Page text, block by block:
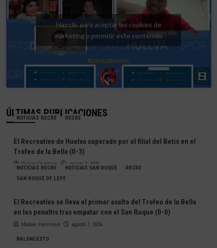
Haz clic para aceptar las cookies de
márketing y permitir este contenido
ÚLTIMAS PUBLICACIONES
NOTICIAS RECRE RECRE
El Recreativo de Huelva superado por el filial del Betis en el
Trofeo de la Bella (0-3)
Deivid Quintero agosto 7, 2026
NOTICIAS RECRE NOTICIAS SAN ROQUE
RECRE
SAN ROQUE DE LEPE
El Recreativo se lleva el primer asalto del Trofeo de la Bella
en los penaltis tras empatar con el San Roque (0-0)
Matias Hermoso agosto 7, 2026
BALONCESTO